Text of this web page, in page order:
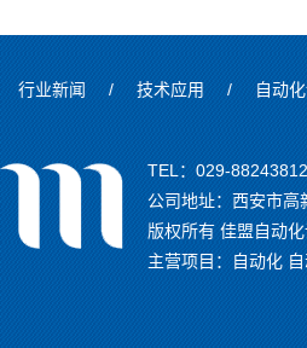
行业新闻 / 技术应用 / 自动
TEL：029-
公司地址：西安市
版权所有 佳盟自动
主营项目：
自动化